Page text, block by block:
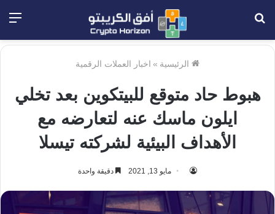
الرئيسية » اخبار العملات الرقمية
هبوط حاد متوقع للبيتكوين بعد تخلي
ايلون ماسك عنه لتعارضه مع
الأهداف البيئية لشركته تيسلا
مايو 13, 2021 دقيقة واحدة